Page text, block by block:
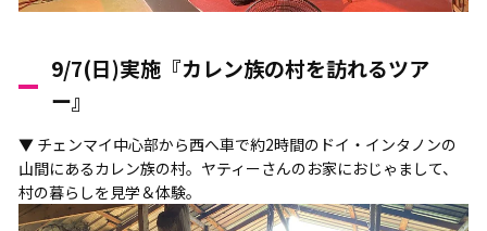
9/7(日)実施『カレン族の村を訪れるツア
ー』
▼ チェンマイ中心部から西へ車で約2時間のドイ・インタノンの
山間にあるカレン族の村。ヤティーさんのお家におじゃまして、
村の暮らしを見学＆体験。